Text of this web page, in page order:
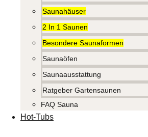
Saunahäuser
2 In 1 Saunen
Besondere Saunaformen
Saunaöfen
Saunaausstattung
Ratgeber Gartensaunen
FAQ Sauna
Hot-Tubs